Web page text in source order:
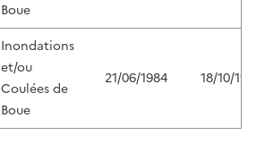
Boue
Inondations
et/ou
Coulées de
Boue
21/06/1984 18/10/